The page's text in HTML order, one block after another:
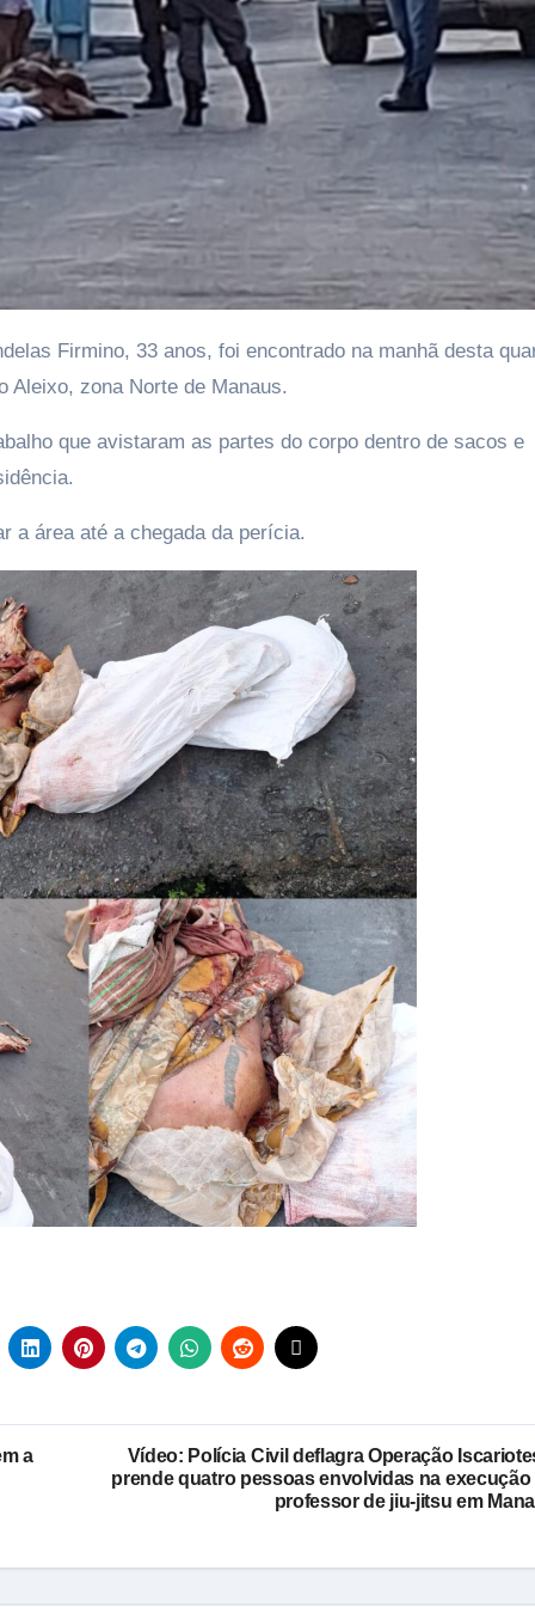
Aleixo, zona Norte de Manaus.
que avistaram as partes do corpo dentro de sacos e
a área até a chegada da perícia.
a
Vídeo: Polícia Civil deflagra Operação
prende quatro pessoas envolvidas na execução
professor de jiu-jitsu em